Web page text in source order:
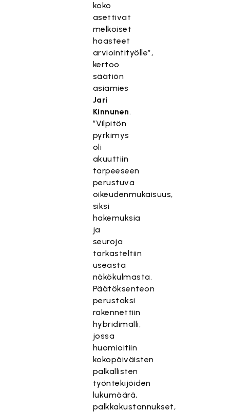
koko
asettivat
melkoiset
haasteet
arviointityölle”,
kertoo
säätiön
asiamies
Jari
Kinnunen.
”Vilpitön
pyrkimys
oli
akuuttiin
tarpeeseen
perustuva
oikeudenmukaisuus,
siksi
hakemuksia
ja
seuroja
tarkasteltiin
useasta
näkökulmasta.
Päätöksenteon
perustaksi
rakennettiin
hybridimalli,
jossa
huomioitiin
kokopäiväisten
palkallisten
työntekijöiden
lukumäärä,
palkkakustannukset,